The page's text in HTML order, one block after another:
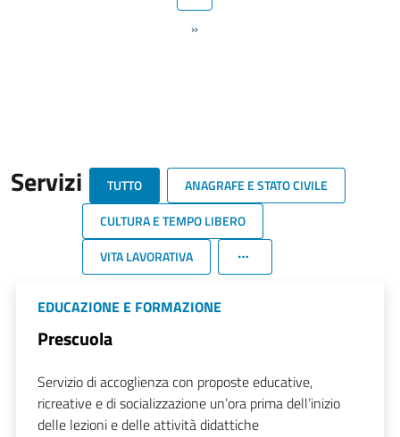
»
Servizi TUTTO
ANAGRAFE E STATO CIVILE
CULTURA E TEMPO LIBERO
VITA LAVORATIVA
EDUCAZIONE E FORMAZIONE
Prescuola
Servizio di accoglienza con proposte educative,
ricreative e di socializzazione un’ora prima dell’inizio
delle lezioni e delle attività didattiche